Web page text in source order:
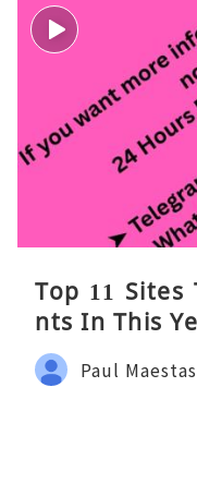
Top 11 Sites
nts In This
Paul Maestas